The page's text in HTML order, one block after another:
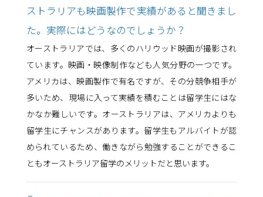
ストラリアも映画製作で実績があると聞きまし
た。実際にはどうなのでしょうか？
オーストラリアでは、多くのハリウッド映画が撮影され
ています。映画・映像制作なども人気分野の一つです。
アメリカは、映画製作で有名ですが、その分競争相手が
多いため、現場に入って実績を積むことは留学生にはな
かなか難しいです。オーストラリアは、アメリカよりも
留学生にチャンスがあります。留学生もアルバイトが認
められているため、働きながら勉強することができるこ
ともオーストラリア留学のメリットだと思います。